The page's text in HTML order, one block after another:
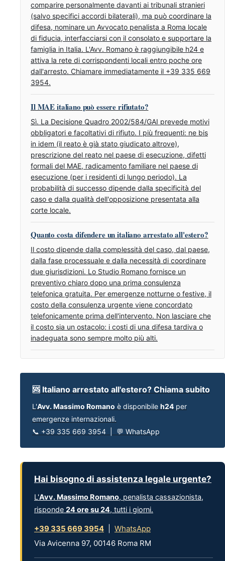
comparire personalmente davanti ai tribunali stranieri
(salvo specifici accordi bilaterali), ma può coordinare la
difesa, nominare un Avvocato penalista a Roma locale
di fiducia, interfacciarsi con il consolato e supportare la
famiglia in Italia. L'Avv. Romano è raggiungibile h24 e
attiva la rete di corrispondenti locali entro poche ore
dall'arresto. Chiamare immediatamente il +39 335 669
3954.
Il MAE italiano può essere rifiutato?
Sì. La Decisione Quadro 2002/584/GAI prevede motivi
obbligatori e facoltativi di rifiuto. I più frequenti: ne bis
in idem (il reato è già stato giudicato altrove),
prescrizione del reato nel paese di esecuzione, difetti
formali del MAE, radicamento familiare nel paese di
esecuzione (per i residenti di lungo periodo). La
probabilità di successo dipende dalla specificità del
caso e dalla qualità dell'opposizione presentata alla
corte locale.
Quanto costa difendere un italiano arrestato all'estero?
Il costo dipende dalla complessità del caso, dal paese,
dalla fase processuale e dalla necessità di coordinare
due giurisdizioni. Lo Studio Romano fornisce un
preventivo chiaro dopo una prima consulenza
telefonica gratuita. Per emergenze notturne o festive, il
costo della consulenza urgente viene concordato
telefonicamente prima dell'intervento. Non lasciare che
il costo sia un ostacolo: i costi di una difesa tardiva o
inadeguata sono sempre molto più alti.
🆘 Italiano arrestato all'estero? Chiama subito
L'Avv. Massimo Romano è disponibile h24 per
emergenze internazionali.
📞 +39 335 669 3954 | 💬 WhatsApp
Hai bisogno di assistenza legale urgente?
L'Avv. Massimo Romano, penalista cassazionista,
risponde 24 ore su 24, tutti i giorni.
+39 335 669 3954
WhatsApp
Via Avicenna 97, 00146 Roma RM